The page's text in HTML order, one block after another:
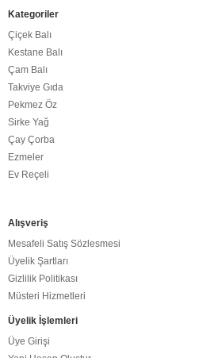
Kategoriler
Çiçek Balı
Kestane Balı
Çam Balı
Takviye Gıda
Pekmez Öz
Sirke Yağ
Çay Çorba
Ezmeler
Ev Reçeli
Alışveriş
Mesafeli Satış Sözlesmesi
Üyelik Şartları
Gizlilik Politikası
Müsteri Hizmetleri
Üyelik İşlemleri
Üye Girişi